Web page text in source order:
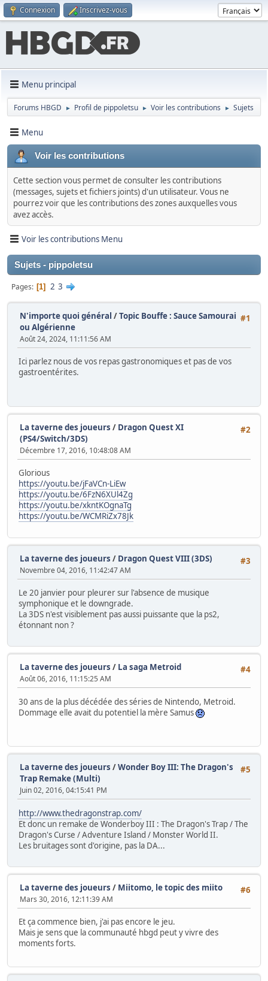
Connexion Inscrivez-vous
Menu principal
Forums HBGD ► Profil de pippoletsu ► Voir les contributions ► Sujets
Menu
Voir les contributions
Cette section vous permet de consulter les contributions
(messages, sujets et fichiers joints) d'un utilisateur. Vous ne
pourrez voir que les contributions des zones auxquelles vous
avez accès.
Voir les contributions Menu
Sujets - pippoletsu
Pages 1 2 3
#1
N'importe quoi général /Topic Bouffe : Sauce Samourai
ou Algérienne
Août 24, 2024, 11:11:56 AM
Ici parlez nous de vos repas gastronomiques et pas de vos
gastroentérites.
#2
La taverne des joueurs / Dragon Quest XI
(PS4/Switch/3DS)
Décembre 17, 2016, 10:48:08 AM
Glorious
https://youtu.be/jFaVCn-LiEw
https://youtu.be/6FzN6XUl4Zg
https://youtu.be/xkntKOgnaTg
https://youtu.be/WCMRiZx78Jk
#3
La taverne des joueurs / Dragon Quest VIII (3DS)
Novembre 04, 2016, 11:42:47 AM
Le 20 janvier pour pleurer sur l'absence de musique
symphonique et le downgrade.
La 3DS n'est visiblement pas aussi puissante que la ps2,
étonnant non ?
#4
La taverne des joueurs / La saga Metroid
Août 06, 2016, 11:15:25 AM
30 ans de la plus décédée des séries de Nintendo, Metroid.
Dommage elle avait du potentiel la mère Samus
#5
La taverne des joueurs /Wonder Boy III: The Dragon's
Trap Remake (Multi)
Juin 02, 2016, 04:15:41 PM
http://www.thedragonstrap.com/
Et donc un remake de Wonderboy III : The Dragon's Trap / The
Dragon's Curse / Adventure Island / Monster World II.
Les bruitages sont d'origine, pas la DA...
#6
La taverne des joueurs / Miitomo, le topic des miito
Mars 30, 2016, 12:11:39 AM
Et ça commence bien, j'ai pas encore le jeu.
Mais je sens que la communauté hbgd peut y vivre des
moments forts.